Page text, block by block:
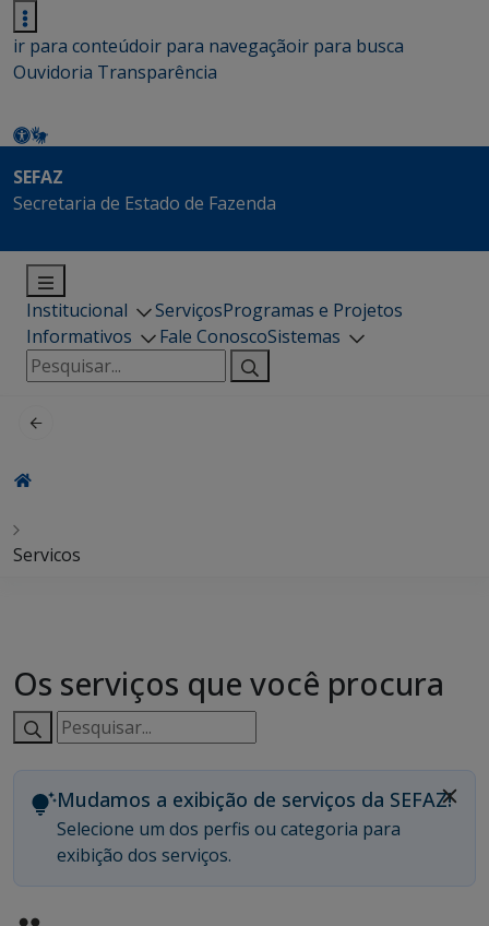
ir para conteúdoir para navegaçãoir para busca
Ouvidoria Transparência
SEFAZ
Secretaria de Estado de Fazenda
Institucional ServiçosProgramas e Projetos
Informativos
Fale ConoscoSistemas
Pesquisar
por:
Servicos
Os serviços que você procura
Pesquisar
serviços:
Mudamos a exibição de serviços da SEFAZ!
Selecione um dos perfis ou categoria para
exibição dos serviços.